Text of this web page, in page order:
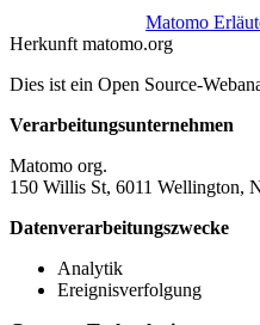
Matomo
Herkunft matomo.org
Dies ist ein Open Source-
Verarbeitungsunternehmen
Matomo org.
150 Willis St, 6011 Wellington,
Datenverarbeitungszwecke
Analytik
Ereignisverfolgung